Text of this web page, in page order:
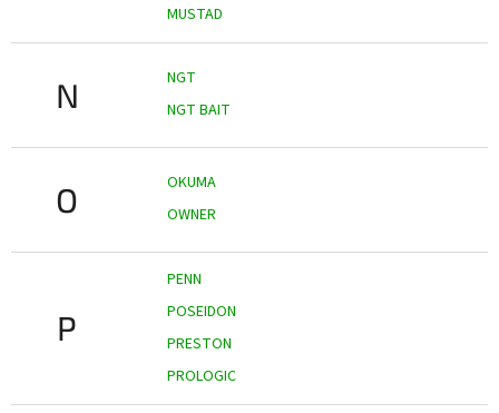
MUSTAD
N
NGT
NGT BAIT
O
OKUMA
OWNER
P
PENN
POSEIDON
PRESTON
PROLOGIC